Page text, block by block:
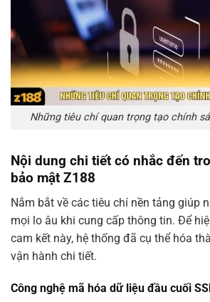
Những tiêu chí quan trọng tạo chính
Nội dung chi tiết có nhắc đến
bảo mật Z188
Nắm bắt về các tiêu chí nền tảng giúp
mọi lo âu khi cung cấp thông tin. Để
cam kết này, hệ thống đã cụ thể hóa
vận hành chi tiết.
Công nghệ mã hóa dữ liệu đầu cuối